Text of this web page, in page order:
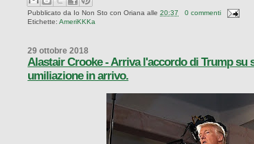
Pubblicato da Io Non Sto con Oriana alle20:37
0 commenti
Etichette:AmeriKKKa
29 ottobre 2018
Alastair Crooke - Arriva l'accordo di Trump su
umiliazione in arrivo.